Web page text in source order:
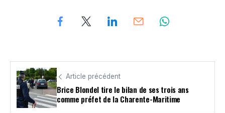
Article précédent
Brice Blondel tire le bilan de ses trois ans
comme préfet de la Charente-Maritime